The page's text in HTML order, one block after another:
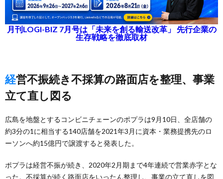
月刊LOGI-BIZ 7月号は「未来を創る輸送改革」 先行企業の
生存戦略を徹底取材
経営不振続き不採算の路面店を整理、事業
立て直し図る
広島を地盤とするコンビニチェーンのポプラは9月10日、全店舗の
約3分の1に相当する140店舗を2021年3月に資本・業務提携先のロ
ーソンへ約15億円で譲渡すると発表した。
ポプラは経営不振が続き、2020年2月期まで4年連続で営業赤字とな
った。不採算が続く路面店をいったん整理し、事業の立て直しを図